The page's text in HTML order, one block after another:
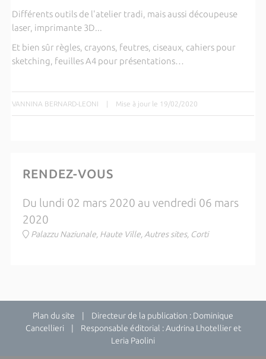
Différents outils de l'atelier tradi, mais aussi découpeuse
laser, imprimante 3D...
Et bien sûr règles, crayons, feutres, ciseaux, cahiers pour
sketching, feuilles A4 pour présentations…
VANNINA BERNARD-LEONI | Mise à jour le 19/02/2020
RENDEZ-VOUS
Du lundi 02 mars 2020 au vendredi 06 mars
2020
Palazzu Naziunale, Haute Ville, Autres sites, Corti
Plan du site | Directeur de la publication : Dominique
Cancellieri | Responsable éditorial : Audrina Lhotellier et
Leria Paolini